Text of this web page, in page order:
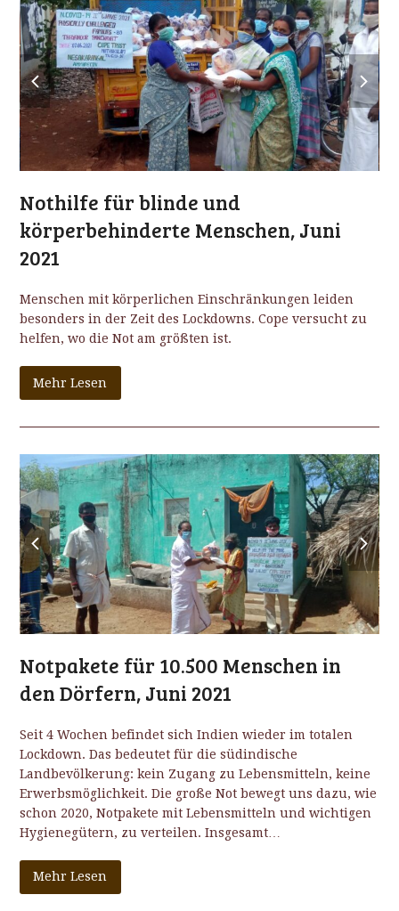
previous
slide
next
slide
Nothilfe für blinde und
körperbehinderte Menschen, Juni
2021
Menschen mit körperlichen Einschränkungen leiden
besonders in der Zeit des Lockdowns. Cope versucht zu
helfen, wo die Not am größten ist.
Mehr Lesen
previous
slide
next
slide
Notpakete für 10.500 Menschen in
den Dörfern, Juni 2021
Seit 4 Wochen befindet sich Indien wieder im totalen
Lockdown. Das bedeutet für die südindische
Landbevölkerung: kein Zugang zu Lebensmitteln, keine
Erwerbsmöglichkeit. Die große Not bewegt uns dazu, wie
schon 2020, Notpakete mit Lebensmitteln und wichtigen
Hygienegütern, zu verteilen. Insgesamt…
Mehr Lesen